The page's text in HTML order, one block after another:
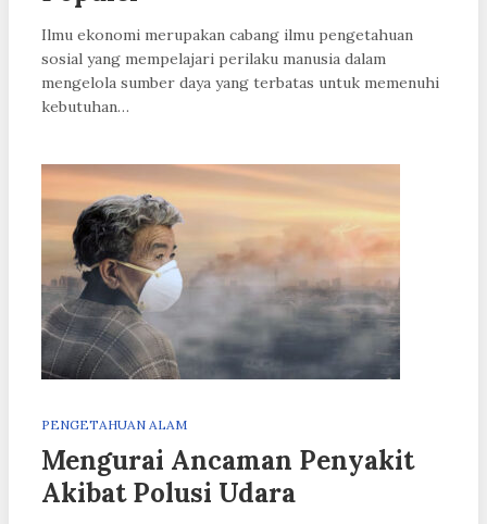
Ilmu ekonomi merupakan cabang ilmu pengetahuan
sosial yang mempelajari perilaku manusia dalam
mengelola sumber daya yang terbatas untuk memenuhi
kebutuhan…
PENGETAHUAN ALAM
Mengurai Ancaman Penyakit
Akibat Polusi Udara